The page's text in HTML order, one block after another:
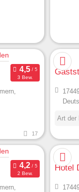
3 Bew.
17
Art der
2 Bew.
Hotel